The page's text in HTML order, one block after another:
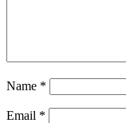
Name *
Email *